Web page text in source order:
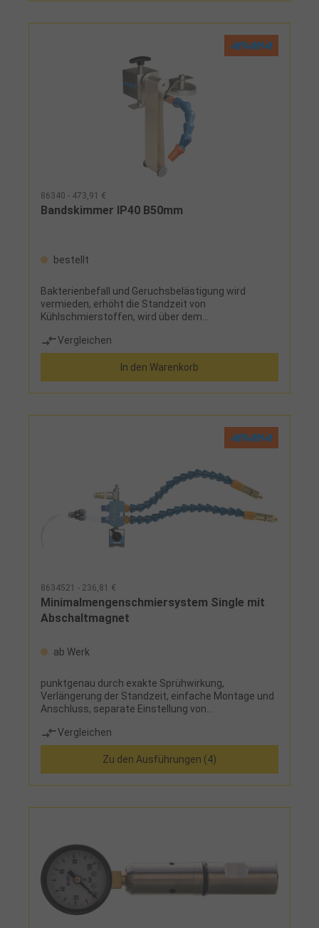
86340 - 473,91 €
Bandskimmer IP40 B50mm
bestellt
Bakterienbefall und Geruchsbelästigung wird
vermieden, erhöht die Standzeit von
Kühlschmierstoffen, wird über dem
befestigt, kann sowohl im Dauerbetrieb als auch
mit einer Zeitschaltuhr eingesetzt werden
Vergleichen
In den Warenkorb
8634521 - 236,81 €
Minimalmengenschmiersystem Single mit
Abschaltmagnet
ab Werk
punktgenau durch exakte Sprühwirkung,
Verlängerung der Standzeit, einfache Montage und
Anschluss, separate Einstellung von
Schaltmagnet oder Rundmagnet, System arbeitet
ohne PumpeLieferumfang:Sprühdüsenventil,
Sprüheinheit inkl. hochwertigem Gelenkschlauch,
Druckluftanschluss, Saugleitung für die
Minimalmengenschmierung und leistungsstarkem
Vergleichen
Zu den Ausführungen (4)